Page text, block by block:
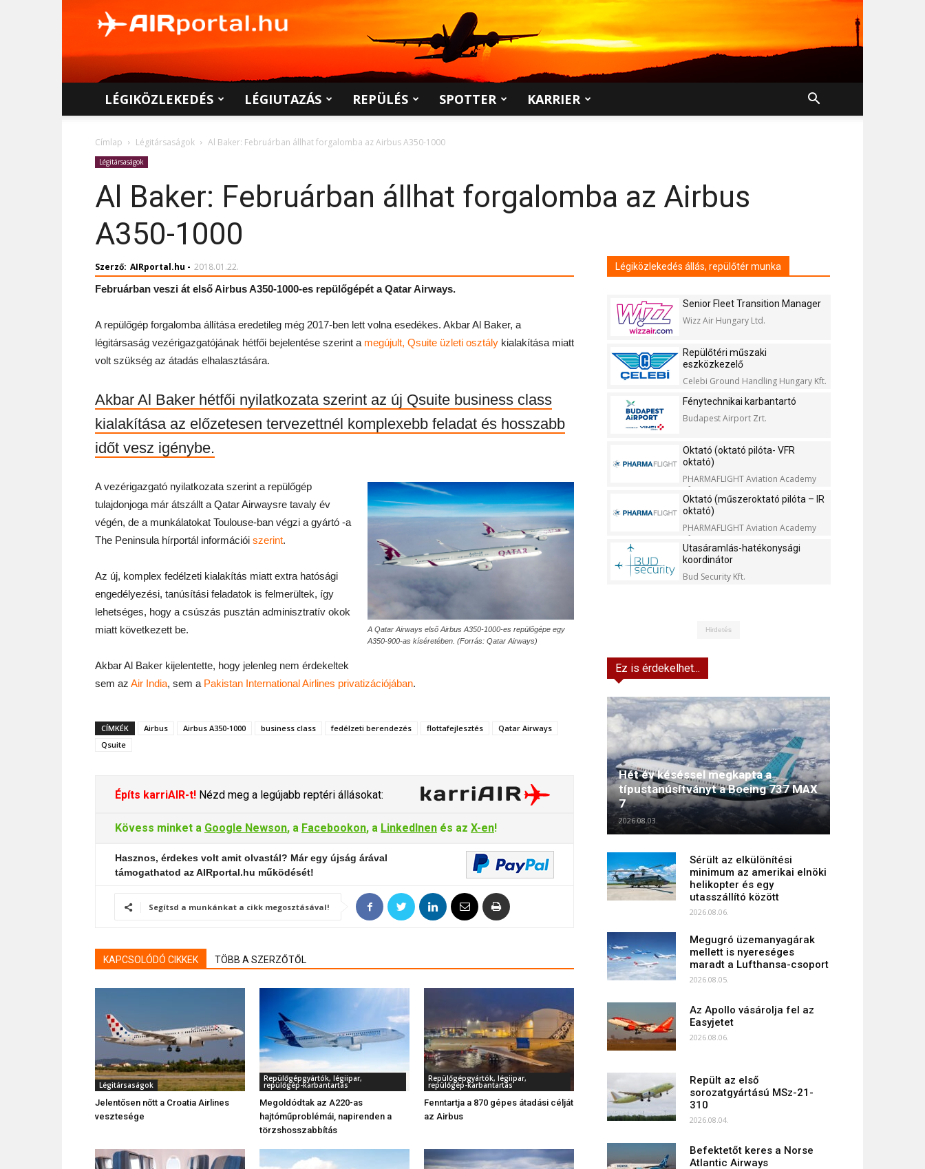
LÉGIKÖZLEKEDÉS LÉGIUTAZÁS REPÜLÉS SPOTTER KARRIER
Címlap Légitársaságok Al Baker: Februárban állhat forgalomba az Airbus A350-1000
Légitársaságok
Al Baker: Februárban állhat forgalomba az Airbus
A350-1000
Szerző: AIRportal.hu - 2018.01.22.
Februárban veszi át első Airbus A350-1000-es repülőgépét a Qatar Airways.
A repülőgép forgalomba állítása eredetileg még 2017-ben lett volna esedékes. Akbar Al Baker, a
légitársaság vezérigazgatójának hétfői bejelentése szerint a megújult, Qsuite üzleti osztály kialakítása miatt
volt szükség az átadás elhalasztására.
Akbar Al Baker hétfői nyilatkozata szerint az új Qsuite business class
kialakítása az előzetesen tervezettnél komplexebb feladat és hosszabb
időt vesz igénybe.
A Qatar Airways első Airbus A350-1000-es repülőgépe egy
A350-900-as kíséretében. (Forrás: Qatar Airways)
A vezérigazgató nyilatkozata szerint a repülőgép
tulajdonjoga már átszállt a Qatar Airwaysre tavaly év
végén, de a munkálatokat Toulouse-ban végzi a gyártó -a
The Peninsula hírportál információi szerint.
Az új, komplex fedélzeti kialakítás miatt extra hatósági
engedélyezési, tanúsítási feladatok is felmerültek, így
lehetséges, hogy a csúszás pusztán adminisztratív okok
miatt következett be.
Akbar Al Baker kijelentette, hogy jelenleg nem érdekeltek
sem az Air India, sem a Pakistan International Airlines privatizációjában.
CÍMKÉK Airbus Airbus A350-1000 business class fedélzeti berendezés flottafejlesztés
Qatar Airways
Qsuite
Építs karriAIR-t! Nézd meg a legújabb reptéri állásokat:
Kövess minket a Google Newson, a Facebookon, a LinkedInen és az X-en!
Hasznos, érdekes volt amit olvastál? Már egy újság árával
támogathatod az AIRportal.hu működését!
Segítsd a munkánkat a cikk megosztásával!
KAPCSOLÓDÓ CIKKEK TÖBB A SZERZŐTŐL
Légitársaságok
Jelentősen nőtt a Croatia Airlines
vesztesége
Repülőgépgyártók, légiipar,
repülőgép-karbantartás
Megoldódtak az A220-as
hajtóműproblémái, napirenden a
törzshosszabbítás
Repülőgépgyártók, légiipar,
repülőgép-karbantartás
Fenntartja a 870 gépes átadási célját
az Airbus
Légiközlekedés állás, repülőtér munka
Senior Fleet Transition Manager
Wizz Air Hungary Ltd.
Repülőtéri műszaki
eszközkezelő
Celebi Ground Handling Hungary Kft.
Fénytechnikai karbantartó
Budapest Airport Zrt.
Oktató (oktató pilóta- VFR
oktató)
PHARMAFLIGHT Aviation Academy
Kft.
Oktató (műszeroktató pilóta – IR
oktató)
PHARMAFLIGHT Aviation Academy
Kft.
Utasáramlás-hatékonysági
koordinátor
Bud Security Kft.
Hirdetés
Ez is érdekelhet...
Hét év késéssel megkapta a
típustanúsítványt a Boeing 737 MAX
7
2026.08.03.
Sérült az elkülönítési
minimum az amerikai elnöki
helikopter és egy
utasszállító között
2026.08.06.
Megugró üzemanyagárak
mellett is nyereséges
maradt a Lufthansa-csoport
2026.08.05.
Az Apollo vásárolja fel az
Easyjetet
2026.08.06.
Repült az első
sorozatgyártású MSz-21-
310
2026.08.04.
Befektetőt keres a Norse
Atlantic Airways